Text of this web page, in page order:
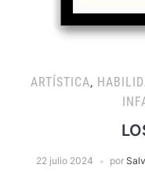
ARTÍSTICA,
22 julio 2024 por